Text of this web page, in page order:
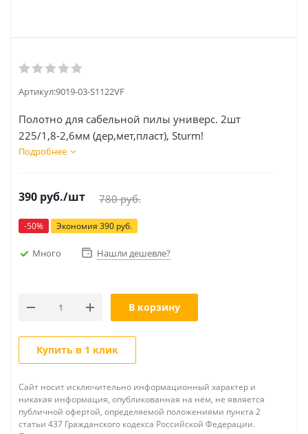
Артикул:9019-03-S1122VF
Полотно для сабельной пилы универс. 2шт
225/1,8-2,6мм (дер,мет,пласт), Sturm!
Подробнее
390 руб./шт 780руб.
-50% Экономия 390 руб.
Много Нашли дешевле?
В корзину
Купить в 1 клик
Сайт носит исключительно информационный характер и
никакая информация, опубликованная на нём, не является
публичной офертой, определяемой положениями пункта 2
статьи 437 Гражданского кодекса Российской Федерации.